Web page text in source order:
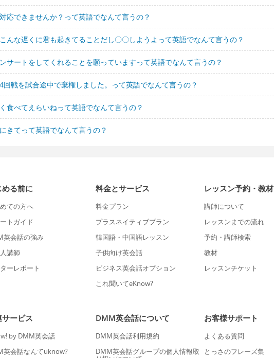
応できませんか？って英語でなんて言うの？
んな遅くに君も起きてることだし〇〇しようよって英語でなんて言うの？
サートをしてくれることを願っていますって英語でなんて言うの？
回戦を試合途中で棄権しました。って英語でなんて言うの？
食べてえらいねって英語でなんて言うの？
きてって英語でなんて言うの？
める前に
ての方へ
トガイド
英会話の強み
講師
ーレポート
料金とサービス
料金プラン
プラスネイティブプラン
韓国語・中国語レッスン
子供向け英会話
ビジネス英会話オプション
これ聞いてeKnow?
レッスン予約・教材
講師について
レッスンまでの流れ
予約・講師検索
教材
レッスンチケット
ービス
by DMM英会話
英会話なんてuknow?
DMM英会話について
DMM英会話利用規約
DMM英会話グループの個人情報取
お客様サポート
よくある質問
とっさのフレーズ集